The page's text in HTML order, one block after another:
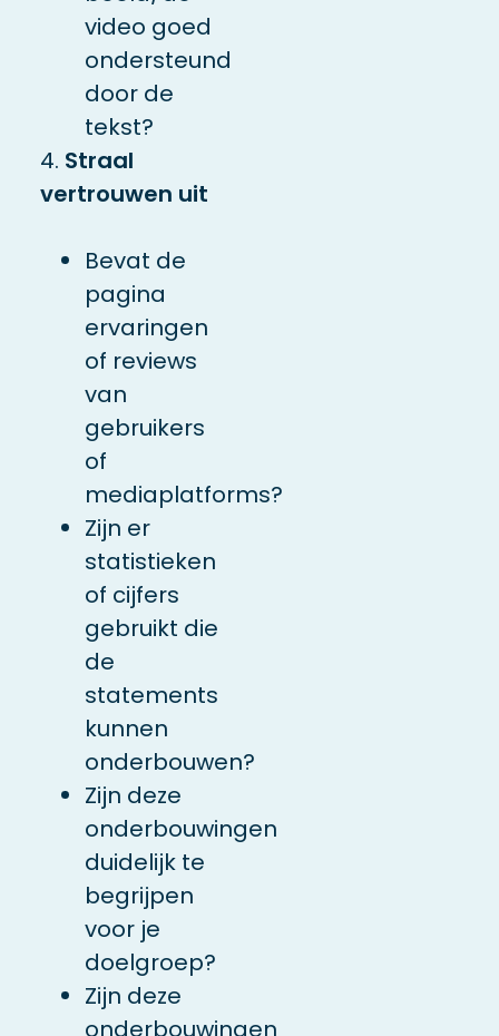
video goed
ondersteund
door de
tekst?
4. Straal
vertrouwen uit
Bevat de
pagina
ervaringen
of reviews
van
gebruikers
of
mediaplatforms?
Zijn er
statistieken
of cijfers
gebruikt die
de
statements
kunnen
onderbouwen?
Zijn deze
onderbouwingen
duidelijk te
begrijpen
voor je
doelgroep?
Zijn deze
onderbouwingen